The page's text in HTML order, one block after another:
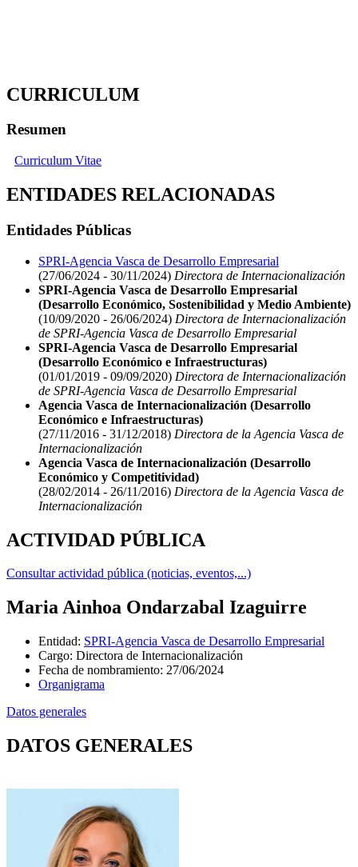
CURRICULUM
Resumen
Curriculum Vitae
ENTIDADES RELACIONADAS
Entidades Públicas
SPRI-Agencia Vasca de Desarrollo Empresarial
(27/06/2024 - 30/11/2024) Directora de Internacionalización
SPRI-Agencia Vasca de Desarrollo Empresarial
(Desarrollo Económico, Sostenibilidad y Medio Ambiente)
(10/09/2020 - 26/06/2024) Directora de Internacionalización
de SPRI-Agencia Vasca de Desarrollo Empresarial
SPRI-Agencia Vasca de Desarrollo Empresarial
(Desarrollo Económico e Infraestructuras)
(01/01/2019 - 09/09/2020) Directora de Internacionalización
de SPRI-Agencia Vasca de Desarrollo Empresarial
Agencia Vasca de Internacionalización (Desarrollo
Económico e Infraestructuras)
(27/11/2016 - 31/12/2018) Directora de la Agencia Vasca de
Internacionalización
Agencia Vasca de Internacionalización (Desarrollo
Económico y Competitividad)
(28/02/2014 - 26/11/2016) Directora de la Agencia Vasca de
Internacionalización
ACTIVIDAD PÚBLICA
Consultar actividad pública (noticias, eventos,...)
Maria Ainhoa Ondarzabal Izaguirre
Entidad: SPRI-Agencia Vasca de Desarrollo Empresarial
Cargo: Directora de Internacionalización
Fecha de nombramiento: 27/06/2024
Organigrama
Datos generales
DATOS GENERALES